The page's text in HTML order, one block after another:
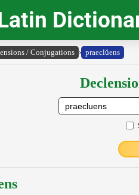
/ Conjugations › praeclŭens